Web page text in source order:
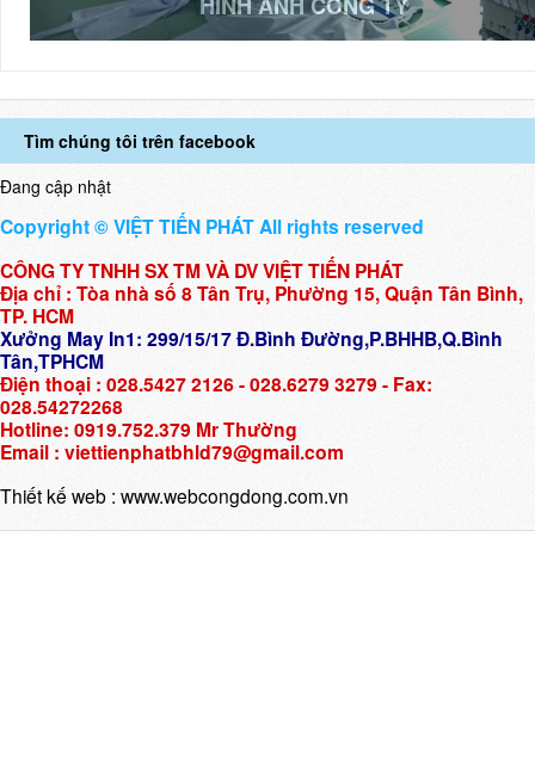
Tìm chúng tôi trên facebook
Đang cập nhật
Copyright © VIỆT TIẾN PHÁT All rights reserved
CÔNG TY TNHH SX TM VÀ DV VIỆT TIẾN PHÁT
Địa chỉ : Tòa nhà số 8 Tân Trụ, Phường 15, Quận Tân Bình,
TP. HCM
Xưởng May In1: 299/15/17 Đ.Bình Đường,P.BHHB,Q.Bình
Tân,TPHCM
Điện thoại : 028.5427 2126 - 028.6279 3279 - Fax:
028.54272268
Hotline: 0919.752.379 Mr Thường
Email : viettienphatbhld79@gmail.com
Thiết kế web : www.webcongdong.com.vn